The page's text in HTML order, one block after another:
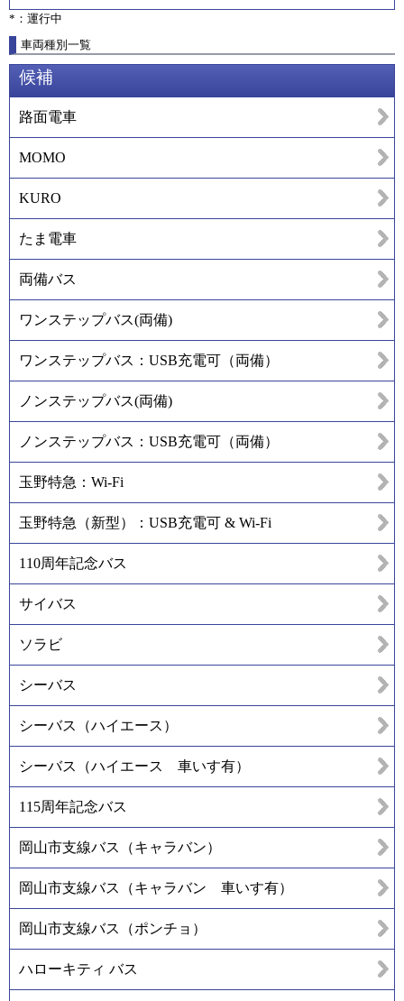
*：運行中
車両種別一覧
候補
路面電車
MOMO
KURO
たま電車
両備バス
ワンステップバス(両備)
ワンステップバス：USB充電可（両備）
ノンステップバス(両備)
ノンステップバス：USB充電可（両備）
玉野特急：Wi-Fi
玉野特急（新型）：USB充電可 & Wi-Fi
110周年記念バス
サイバス
ソラビ
シーバス
シーバス（ハイエース）
シーバス（ハイエース 車いす有）
115周年記念バス
岡山市支線バス（キャラバン）
岡山市支線バス（キャラバン 車いす有）
岡山市支線バス（ポンチョ）
ハローキティ バス